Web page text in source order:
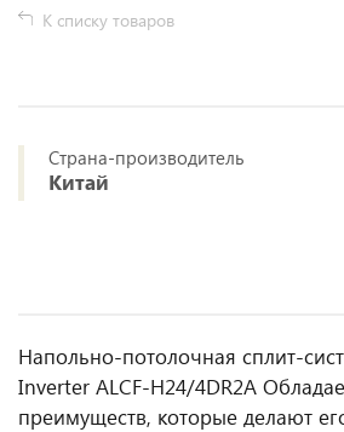
К списку товаров
Страна-производитель
Китай
Напольно-потолочная сплит-
Inverter ALCF-H24/4DR2A
преимуществ, которые делают